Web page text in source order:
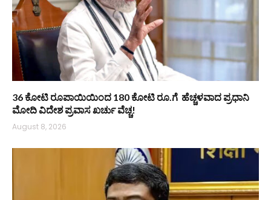
36 ಕೋಟಿ ರೂಪಾಯಿಯಿಂದ 180 ಕೋಟಿ ರೂ.ಗೆ ಹೆಚ್ಚಳವಾದ ಪ್ರಧಾನಿ
ಮೋದಿ ವಿದೇಶ ಪ್ರವಾಸ ಖರ್ಚು ವೆಚ್ಚ!
August 8, 2026